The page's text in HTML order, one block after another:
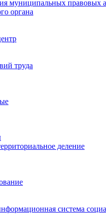
муниципальных правовых
органа
труда
деление
система